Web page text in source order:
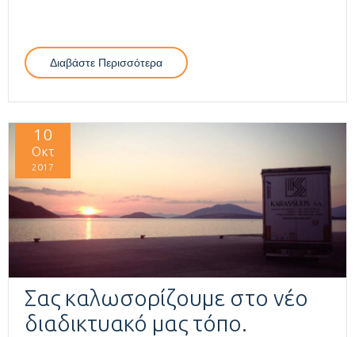
Διαβάστε Περισσότερα Για E - Invoicing
10
Οκτ
2017
Σας καλωσορίζουμε στο νέο
διαδικτυακό μας τόπο.